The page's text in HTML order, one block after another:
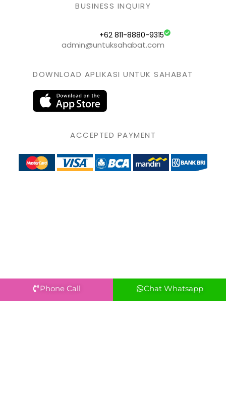
BUSINESS INQUIRY
+62 811-8880-9315
admin@untuksahabat.com
DOWNLOAD APLIKASI UNTUK SAHABAT
ACCEPTED PAYMENT
Phone Call Chat Whatsapp